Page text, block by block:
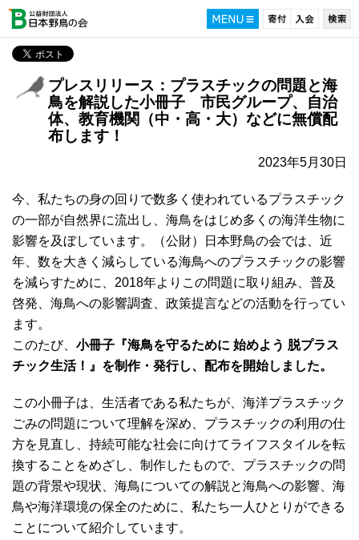
プレスリリース：プラスチックの問題と海
鳥を解説した小冊子 市民グループ、自治
体、教育機関（中・高・大）などに無償配
布します！
2023年5月30日
今、私たちの身の回りで数多く使われているプラスチック
の一部が自然界に流出し、海鳥をはじめ多くの海洋生物に
影響を及ぼしています。（公財）日本野鳥の会では、近
年、数を大きく減らしている海鳥へのプラスチックの影響
を減らすために、2018年よりこの問題に取り組み、普及
啓発、海鳥への影響調査、政策提言などの活動を行ってい
ます。
このたび、 小冊子『海鳥を守るために 始めよう 脱プラス
チック生活！』を制作・発行し、配布を開始しました。
この小冊子は、生活者である私たちが、海洋プラスチック
ごみの問題について理解を深め、プラスチックの利用の仕
方を見直し、持続可能な社会に向けてライフスタイルを転
換することをめざし、制作したもので、プラスチックの問
題の背景や現状、海鳥についての解説と海鳥への影響、海
鳥や海洋環境の保全のために、私たち一人ひとりができる
ことについて紹介しています。